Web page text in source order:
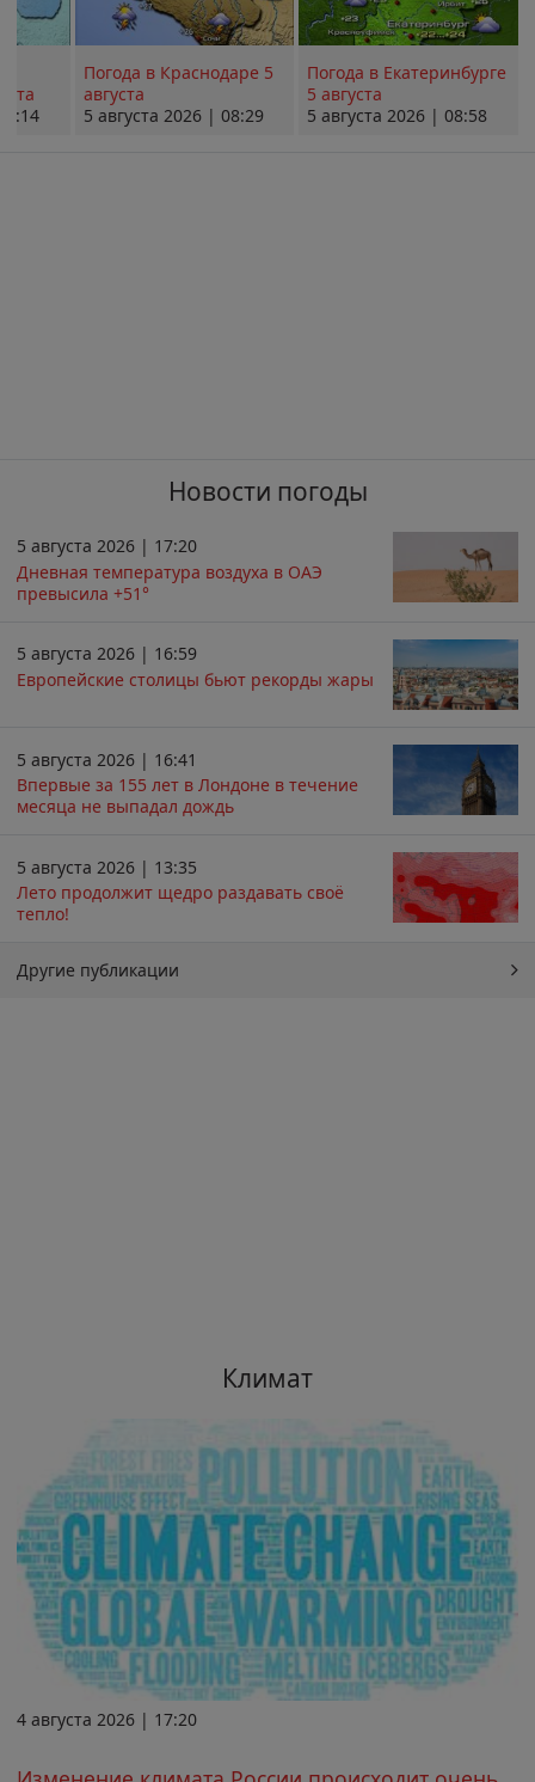
Погода в Краснодаре 5
августа
5 августа 2026 | 08:29
Погода в Екатеринбурге
5 августа
5 августа 2026 | 08:58
Новости погоды
5 августа 2026 | 17:20
Дневная температура воздуха в ОАЭ
превысила +51°
5 августа 2026 | 16:59
Европейские столицы бьют рекорды жары
5 августа 2026 | 16:41
Впервые за 155 лет в Лондоне в течение
месяца не выпадал дождь
5 августа 2026 | 13:35
Лето продолжит щедро раздавать своё
тепло!
Другие публикации
Климат
4 августа 2026 | 17:20